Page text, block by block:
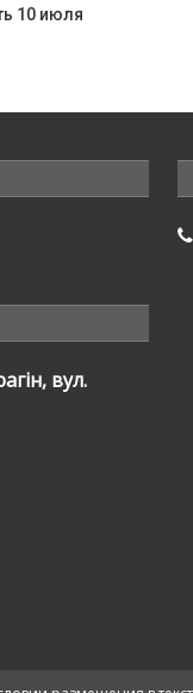
10 июля
вул.